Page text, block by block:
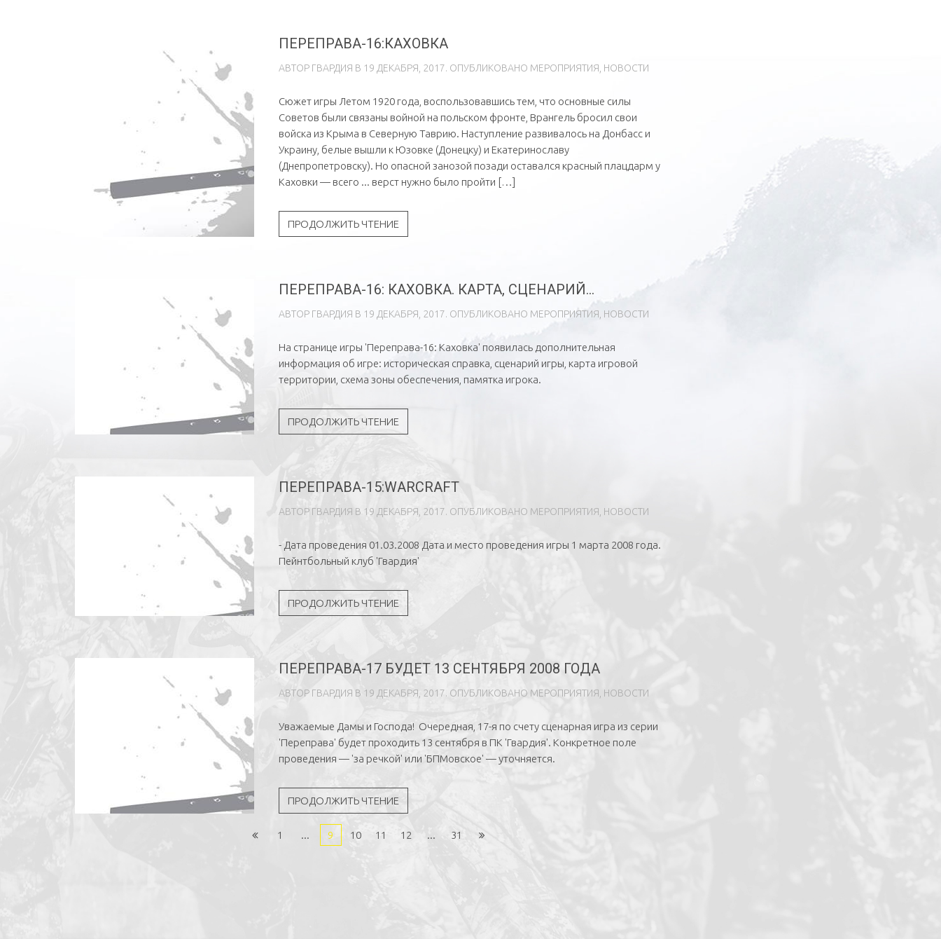
ПЕРЕПРАВА-16:КАХОВКА
АВТОР ГВAРДИЯ В 19 ДЕКАБРЯ, 2017. ОПУБЛИКОВАНО МЕРОПРИЯТИЯ НОВОСТИ
Сюжет игры Летом 1920 года, воспользовавшись тем, что основные силы
Советов были связаны войной на польском фронте, Врангель бросил свои
войска из Крыма в Северную Таврию. Наступление развивалось на Донбасс и
Украину, белые вышли к Юзовке (Донецку) и Екатеринославу
(Днепропетровску). Но опасной занозой позади оставался красный плацдарм у
Каховки — всего ... верст нужно было пройти […]
ПРОДОЛЖИТЬ ЧТЕНИЕ
ПЕРЕПРАВА-16: КАХОВКА. КАРТА, СЦЕНАРИЙ...
АВТОР ГВAРДИЯ В 19 ДЕКАБРЯ, 2017. ОПУБЛИКОВАНО МЕРОПРИЯТИЯ НОВОСТИ
На странице игры 'Переправа-16: Каховка' появилась дополнительная
информация об игре: историческая справка, сценарий игры, карта игровой
территории, схема зоны обеспечения, памятка игрока.
ПРОДОЛЖИТЬ ЧТЕНИЕ
ПЕРЕПРАВА-15:WARCRAFT
АВТОР ГВAРДИЯ В 19 ДЕКАБРЯ, 2017. ОПУБЛИКОВАНО МЕРОПРИЯТИЯ НОВОСТИ
- Дата проведения 01.03.2008 Дата и место проведения игры 1 марта 2008 года.
Пейнтбольный клуб 'Гвардия'
ПРОДОЛЖИТЬ ЧТЕНИЕ
ПЕРЕПРАВА-17 БУДЕТ 13 СЕНТЯБРЯ 2008 ГОДА
АВТОР ГВAРДИЯ В 19 ДЕКАБРЯ, 2017. ОПУБЛИКОВАНО МЕРОПРИЯТИЯ НОВОСТИ
Уважаемые Дамы и Господа! Очередная, 17-я по счету сценарная игра из серии
'Переправа' будет проходить 13 сентября в ПК 'Гвардия'. Конкретное поле
проведения — 'за речкой' или 'БПМовское' — уточняется.
ПРОДОЛЖИТЬ ЧТЕНИЕ
1 ... 9 10 11 12 ... 31